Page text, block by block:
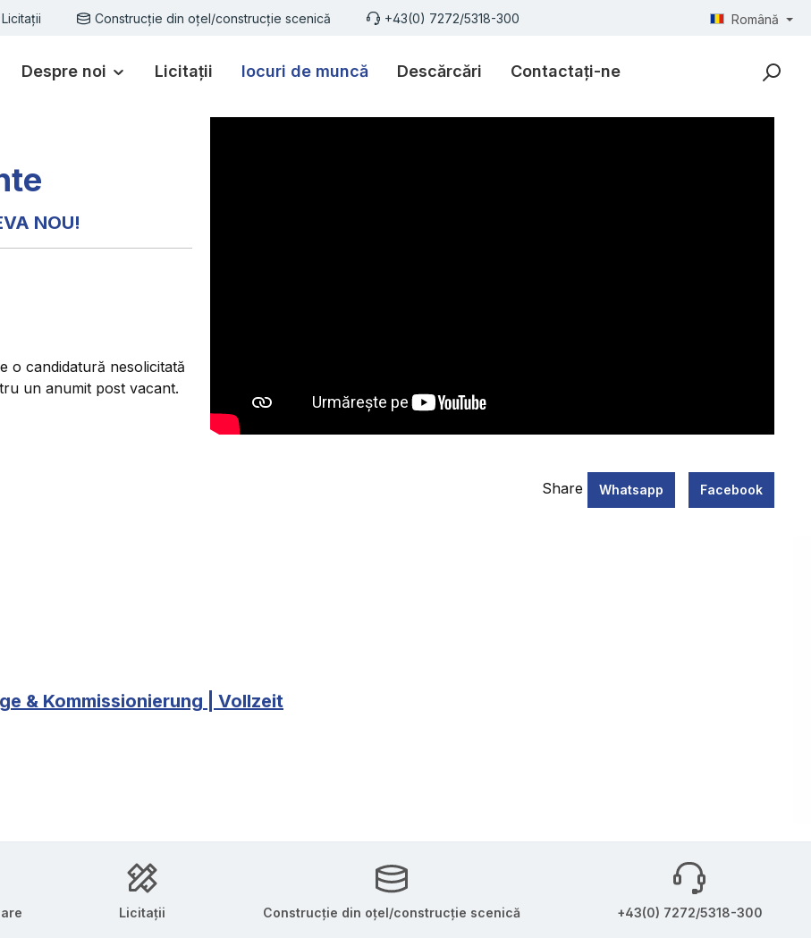
Licitații Construcție din oțel/construcție scenică +43(0) 7272/5318-300 Română
Despre noi Licitații locuri de muncă Descărcări Contactați-ne
NOU!
o candidatură nesolicitată
un anumit post vacant.
Share Whatsapp Facebook
& Kommissionierung | Vollzeit
Licitații Construcție din oțel/construcție scenică +43(0) 7272/5318-300